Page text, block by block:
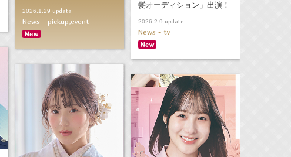
髪オーディション」出演！
2026.2.9 update
News - tv
2026.1.29 update
News - pickup,event